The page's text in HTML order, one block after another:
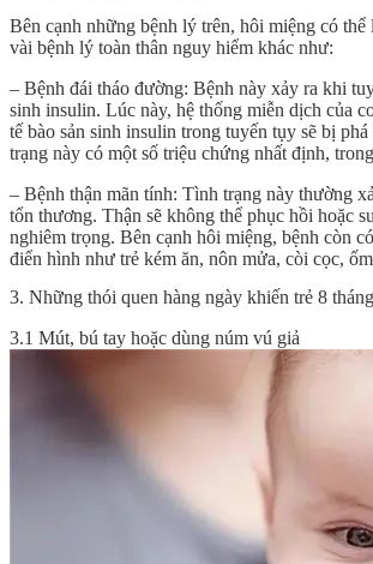
Bên cạnh những bệnh lý trên, hôi miệng có thể
vài bệnh lý toàn thân nguy hiểm khác như:
– Bệnh đái tháo đường: Bệnh này xảy ra khi
sinh insulin. Lúc này, hệ thống miễn dịch của
tế bào sản sinh insulin trong tuyến tụy sẽ bị
trạng này có một số triệu chứng nhất định,
– Bệnh thận mãn tính: Tình trạng này thường
tổn thương. Thận sẽ không thể phục hồi hoặc
nghiêm trọng. Bên cạnh hôi miệng, bệnh còn
điển hình như trẻ kém ăn, nôn mửa, còi cọc,
3. Những thói quen hàng ngày khiến trẻ 8
3.1 Mút, bú tay hoặc dùng núm vú giả